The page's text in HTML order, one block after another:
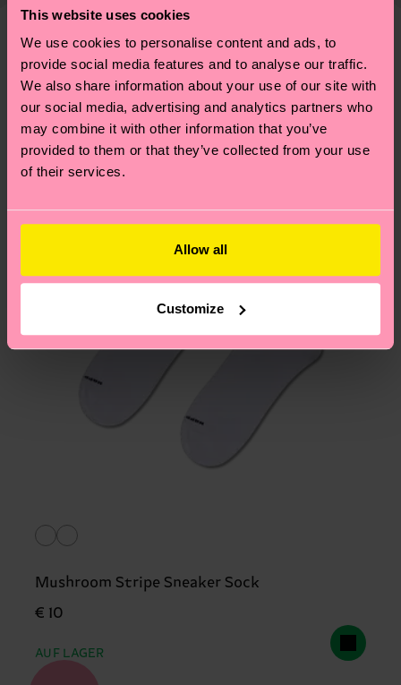
This website uses cookies
We use cookies to personalise content and ads, to
provide social media features and to analyse our traffic.
We also share information about your use of our site with
our social media, advertising and analytics partners who
may combine it with other information that you’ve
provided to them or that they’ve collected from your use
of their services.
Allow all
Customize
ARTIKEL 1:86% Organic cotton blend, 12%
Polyamide, 2% Elastane
ARTIKEL 2:86% Organic cotton blend, 12%
Polyamide, 2% Elastane
deine Bestellung versandt wurde. Bitte bedenke,
dass es sich hierbei um einen Richtwert handelt
und die genaue Lieferzeit von der lokalen Post in
deinem Land abhängt.
Du hast Fragen zu einer Retoure? In unserem
Hilfebereich im ArtikelRetourenfindest du die
Mushroom Stripe Sneaker Sock
€ 10
AUF LAGER